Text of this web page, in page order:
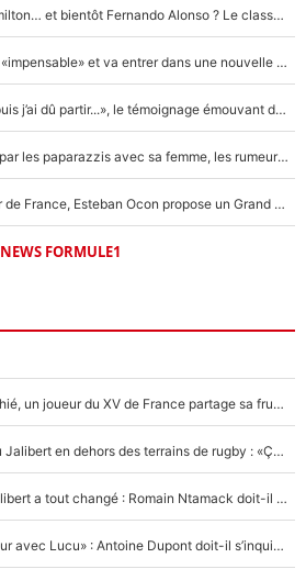
Max Verstappen, Lewis Hamilton… et bientôt Fernando Alonso ? Le classement des pilotes les mieux payés en Formule 1 risque de changer !
F1 - Alpine signe un accord «impensable» et va entrer dans une nouvelle dimension : Grande nouvelle pour Pierre Gasly !
F1 : « Je lui ai fait un câlin, puis j’ai dû partir...», le témoignage émouvant de Max Verstappen sur sa fille
F1 : Charles Leclerc surpris par les paparazzis avec sa femme, les rumeurs étaient vraies !
Comme pour le final du Tour de France, Esteban Ocon propose un Grand Prix de Formule 1 à Paris : «Autour de l’Arc de Triomphe, ce serait génial» !
NEWS FORMULE1
Mis de côté par Fabien Galthié, un joueur du XV de France partage sa frustration : «ils ne me l’ont pas dit tout de suite»
La raison d'être de Matthieu Jalibert en dehors des terrains de rugby : «Ça m'atteint autant que si tu touches à un membre de ma famille»
XV de France - Matthieu Jalibert a tout changé : Romain Ntamack doit-il s’inquiéter pour sa place à un an de la Coupe du monde ?
«Le XV de France est meilleur avec Lucu» : Antoine Dupont doit-il s’inquiéter pour sa place ?